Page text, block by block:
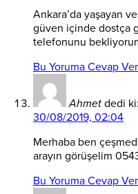
Ankara’da yaşayan
güven içinde dostça
telefonunu
Bu Yoruma Cevap Ver
Ahmet dedi ki:
30/08/2019, 02:04
Merhaba ben
arayın görüşelim
Bu Yoruma Cevap Ver